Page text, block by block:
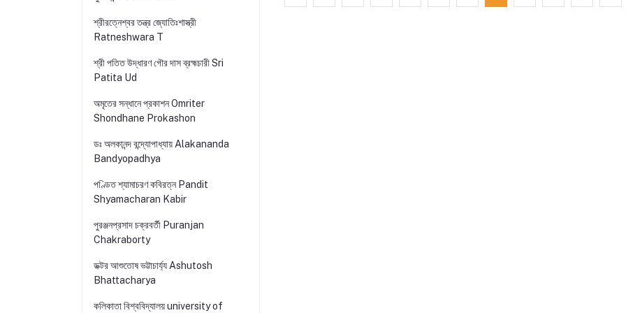
শ্রীরত্নেশ্বর তন্ত্র জ্যোতিঃশাস্ত্রী
Ratneshwara T
শ্রী পতিত উদ্ধারণ গৌর দাস ব্রহ্মচারী Sri
Patita Ud
অমৃতের সন্ধানে প্রকাশন Omriter
Shondhane Prokashon
ডঃ অলকানন্দ বন্দ্যোপাধ্যায় Alakananda
Bandyopadhya
পণ্ডিত শ্যামাচরণ কবিরত্ন Pandit
Shyamacharan Kabir
পুরঞ্জনপ্রসাদ চক্রবর্তী Puranjan
Chakraborty
ডক্টর আশুতোষ ভট্টাচার্য্য Ashutosh
Bhattacharya
কলিকাতা বিশ্ববিদ্যালয় university of